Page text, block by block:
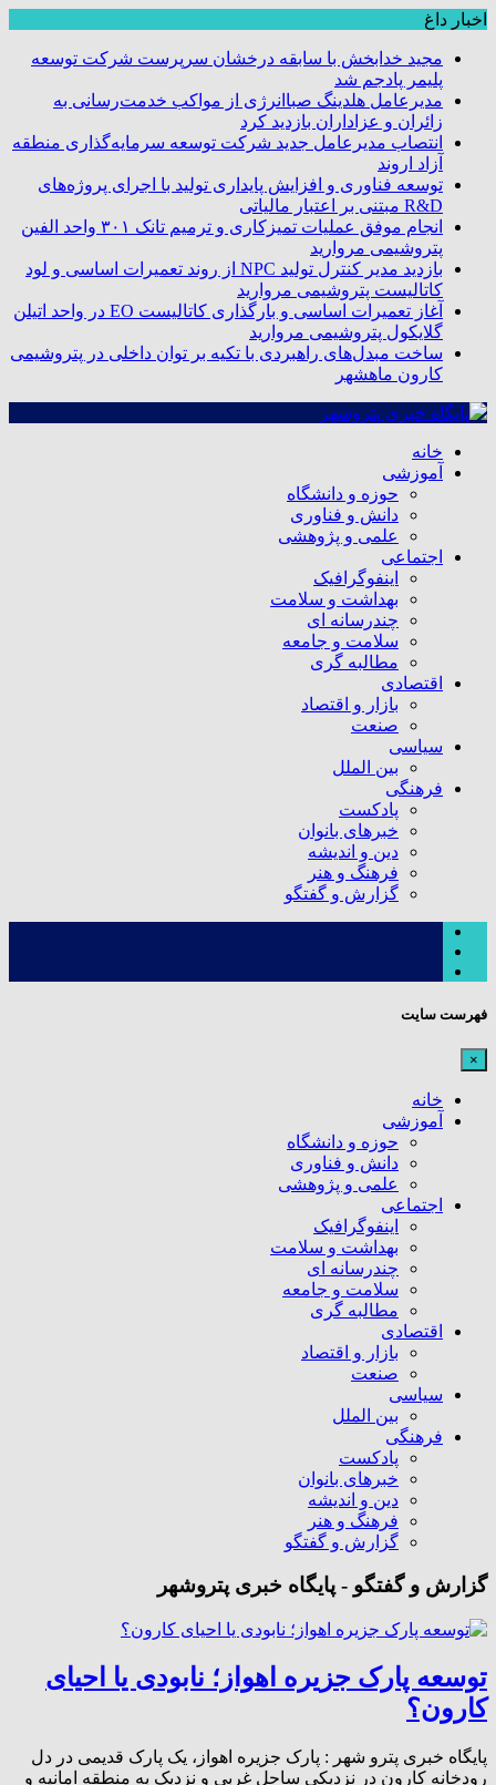
اخبار داغ
مجید خدابخش با سابقه درخشان سرپرست شرکت توسعه
پلیمر پادجم شد
مدیرعامل هلدینگ صباانرژی از مواکب خدمت‌رسانی به
زائران و عزاداران بازدید کرد
انتصاب مدیرعامل جدید شرکت توسعه سرمایه‌گذاری منطقه
آزاد اروند
توسعه فناوری و افزایش پایداری تولید با اجرای پروژه‌های
R&D مبتنی بر اعتبار مالیاتی
انجام موفق عملیات تمیزکاری و ترمیم تانک ۳۰۱ واحد الفین
پتروشیمی مروارید
بازدید مدیر کنترل تولید NPC از روند تعمیرات اساسی و لود
کاتالیست پتروشیمی مروارید
آغاز تعمیرات اساسی و بارگذاری کاتالیست EO در واحد اتیلن
گلایکول پتروشیمی مروارید
ساخت مبدل‌های راهبردی با تکیه بر توان داخلی در پتروشیمی
کارون ماهشهر
خانه
آموزشی
حوزه و دانشگاه
دانش و فناوری
علمی و پژوهشی
اجتماعی
اینفوگرافیک
بهداشت و سلامت
چندرسانه ای
سلامت و جامعه
مطالبه گری
اقتصادی
بازار و اقتصاد
صنعت
سیاسی
بین الملل
فرهنگی
پادکست
خبرهای بانوان
دین و اندیشه
فرهنگ و هنر
گزارش و گفتگو
فهرست سایت
×
خانه
آموزشی
حوزه و دانشگاه
دانش و فناوری
علمی و پژوهشی
اجتماعی
اینفوگرافیک
بهداشت و سلامت
چندرسانه ای
سلامت و جامعه
مطالبه گری
اقتصادی
بازار و اقتصاد
صنعت
سیاسی
بین الملل
فرهنگی
پادکست
خبرهای بانوان
دین و اندیشه
فرهنگ و هنر
گزارش و گفتگو
گزارش و گفتگو - پایگاه خبری پتروشهر
توسعه پارک جزیره اهواز؛ نابودی یا احیای
کارون؟
پایگاه خبری پترو شهر : پارک جزیره اهواز، یک پارک قدیمی در دل
رودخانه کارون در نزدیکی ساحل غربی و نزدیک به منطقه امانیه و